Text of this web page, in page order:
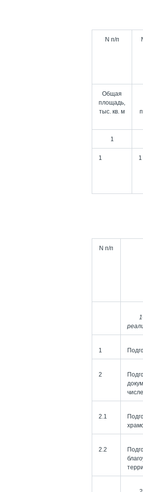
N п/п
Общая
площадь,
тыс. кв. м
1
1 1
N п/п
1
2
числе
2.1
2.2